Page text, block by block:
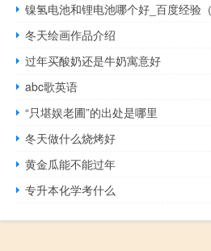
冬天绘画作品介绍
过年买酸奶还是牛奶寓意好
abc歌英语
“只堪娱老圃”的出处是哪里
冬天做什么烧烤好
黄金瓜能不能过年
专升本化学考什么